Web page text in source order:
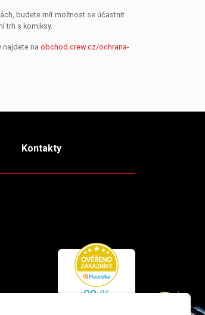
budete mít možnost se účastnit
trh s komiksy.
najdete na obchod.crew.cz/ochrana-
Kontakty